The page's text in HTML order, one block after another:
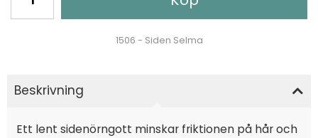
1506 - Siden Selma
Beskrivning
Ett lent sidenörngott minskar friktionen på hår och